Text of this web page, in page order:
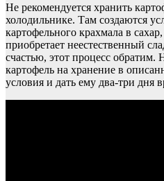
Не рекомендуется хранить
холодильнике. Там создаются
картофельного крахмала в
приобретает неестественный
счастью, этот процесс обратим.
картофель на хранение в
условия и дать ему два-три дня